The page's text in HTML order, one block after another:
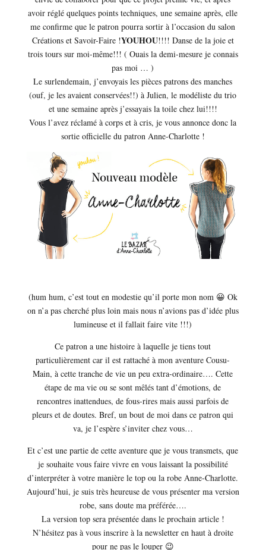
avoir réglé quelques points techniques, une semaine après, elle
me confirme que le patron pourra sortir à l’occasion du salon
Créations et Savoir-Faire !YOUHOU!!!! Danse de la joie et
trois tours sur moi-même!!! ( Ouais la demi-mesure je connais
pas moi … )
Le surlendemain, j’envoyais les pièces patrons des manches
(ouf, je les avaient conservées!!) à Julien, le modéliste du trio
et une semaine après j’essayais la toile chez lui!!!!
Vous l’avez réclamé à corps et à cris, je vous annonce donc la
sortie officielle du patron Anne-Charlotte !
(hum hum, c’est tout en modestie qu’il porte mon nom 😀 Ok
on n’a pas cherché plus loin mais nous n’avions pas d’idée plus
lumineuse et il fallait faire vite !!!)
Ce patron a une histoire à laquelle je tiens tout
particulièrement car il est rattaché à mon aventure Cousu-
Main, à cette tranche de vie un peu extra-ordinaire…. Cette
étape de ma vie ou se sont mêlés tant d’émotions, de
rencontres inattendues, de fous-rires mais aussi parfois de
pleurs et de doutes. Bref, un bout de moi dans ce patron qui
va, je l’espère s’inviter chez vous…
Et c’est une partie de cette aventure que je vous transmets, que
je souhaite vous faire vivre en vous laissant la possibilité
d’interpréter à votre manière le top ou la robe Anne-Charlotte.
Aujourd’hui, je suis très heureuse de vous présenter ma version
robe, sans doute ma préférée….
La version top sera présentée dans le prochain article !
N’hésitez pas à vous inscrire à la newsletter en haut à droite
pour ne pas le louper 😉